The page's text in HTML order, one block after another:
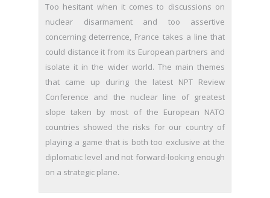
Too hesitant when it comes to discussions on
nuclear disarmament and too assertive
concerning deterrence, France takes a line that
could distance it from its European partners and
isolate it in the wider world. The main themes
that came up during the latest NPT Review
Conference and the nuclear line of greatest
slope taken by most of the European NATO
countries showed the risks for our country of
playing a game that is both too exclusive at the
diplomatic level and not forward-looking enough
on a strategic plane.